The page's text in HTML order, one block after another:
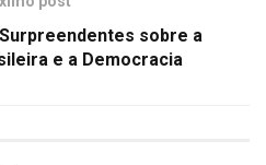
sobre a
e a Democracia